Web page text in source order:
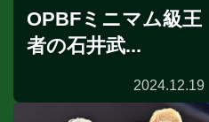
OPBFミニマム級王
者の石井武...
2024.12.19